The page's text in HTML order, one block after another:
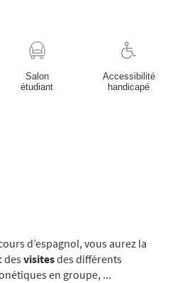
Salon
étudiant
Accessibilité
handicapé
d’espagnol, vous aurez la
desvisitesdes différents
en groupe, ...